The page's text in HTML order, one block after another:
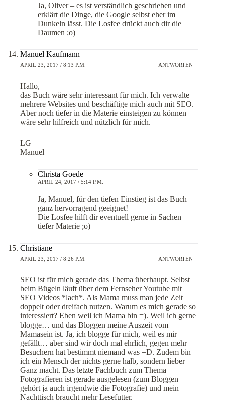
Ja, Oliver – es ist verständlich geschrieben und
erklärt die Dinge, die Google selbst eher im
Dunkeln lässt. Die Losfee drückt auch dir die
Daumen ;o)
Manuel Kaufmann
APRIL 23, 2017 / 8:13 P.M. ANTWORTEN
Hallo,
das Buch wäre sehr interessant für mich. Ich verwalte
mehrere Websites und beschäftige mich auch mit SEO.
Aber noch tiefer in die Materie einsteigen zu können
wäre sehr hilfreich und nützlich für mich.
LG
Manuel
Christa Goede
APRIL 24, 2017 / 5:14 P.M.
Ja, Manuel, für den tiefen Einstieg ist das Buch
ganz hervorragend geeignet!
Die Losfee hilft dir eventuell gerne in Sachen
tiefer Materie ;o)
Christiane
APRIL 23, 2017 / 8:26 P.M. ANTWORTEN
SEO ist für mich gerade das Thema überhaupt. Selbst
beim Bügeln läuft über dem Fernseher Youtube mit
SEO Videos *lach*. Als Mama muss man jede Zeit
doppelt oder dreifach nutzen. Warum es mich gerade so
interessiert? Eben weil ich Mama bin =). Weil ich gerne
blogge… und das Bloggen meine Auszeit vom
Mamasein ist. Ja, ich blogge für mich, weil es mir
gefällt… aber sind wir doch mal ehrlich, gegen mehr
Besuchern hat bestimmt niemand was =D. Zudem bin
ich ein Mensch der nichts gerne halb, sondern lieber
Ganz macht. Das letzte Fachbuch zum Thema
Fotografieren ist gerade ausgelesen (zum Bloggen
gehört ja auch irgendwie die Fotografie) und mein
Nachttisch braucht mehr Lesefutter.